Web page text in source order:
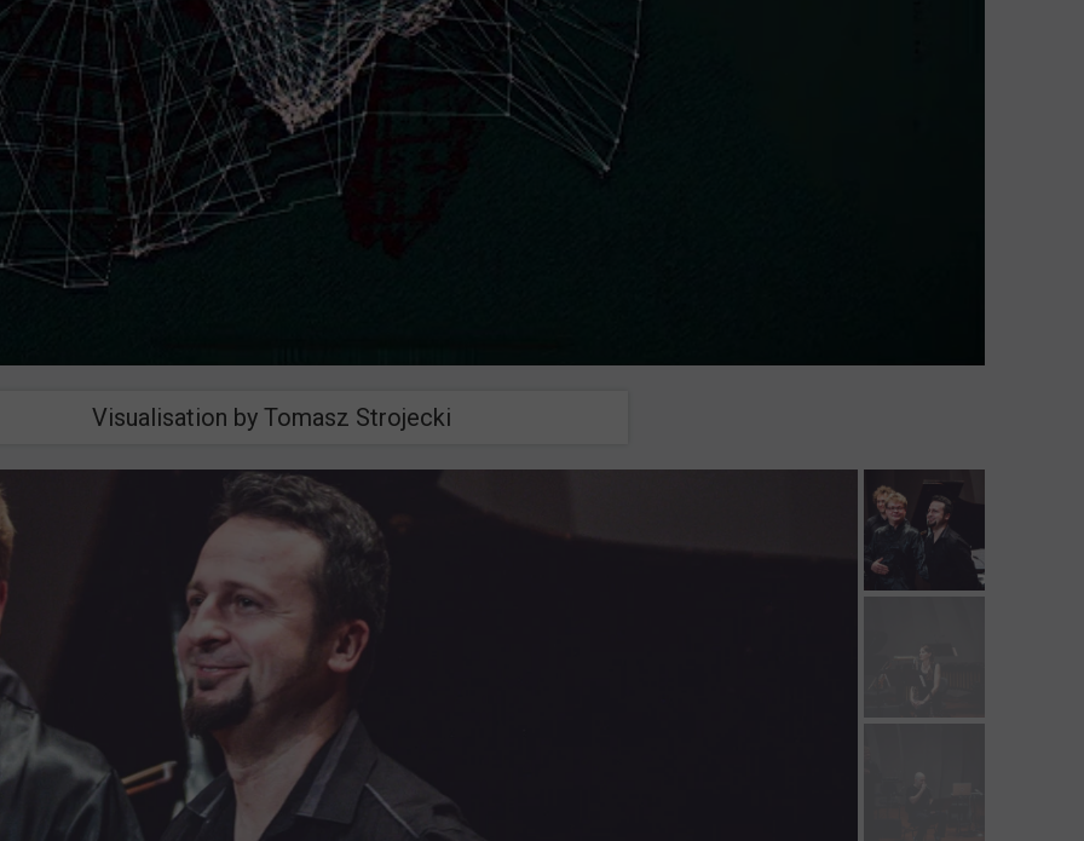
Visualisation by Tomasz Strojecki